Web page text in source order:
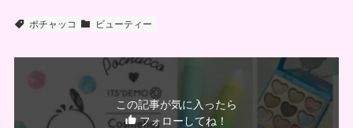
ポチャッコ ビューティー
この記事が気に入ったら
フォローしてね！